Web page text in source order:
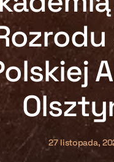
27 listopada,